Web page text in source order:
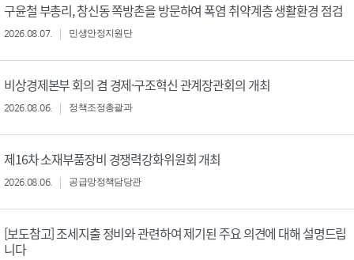
구윤철 부총리, 창신동 쪽방촌을 방문하여 폭염 취약계층 생활환경 점검
2026.08.07. 민생안정지원단
비상경제본부 회의 겸 경제·구조혁신 관계장관회의 개최
2026.08.06. 정책조정총괄과
제16차 소재부품장비 경쟁력강화위원회 개최
2026.08.06. 공급망정책담당관
[보도참고] 조세지출 정비와 관련하여 제기된 주요 의견에 대해 설명드립
니다